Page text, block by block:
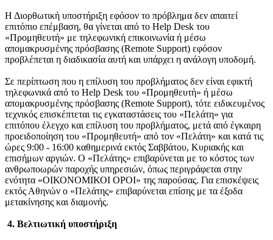
Η Διορθωτική υποστήριξη εφόσον το πρόβλημα δεν απαιτεί
επιτόπιο επέμβαση, θα γίνεται από το Help Desk του
«Προμηθευτή» με τηλεφωνική επικοινωνία ή μέσω
απομακρυσμένης πρόσβασης (Remote Support) εφόσον
προβλέπεται η διαδικασία αυτή και υπάρχει η ανάλογη υποδομή.
Σε περίπτωση που η επίλυση του προβλήματος δεν είναι εφικτή
τηλεφωνικά από το Help Desk του «Προμηθευτή» ή μέσω
απομακρυσμένης πρόσβασης (Remote Support), τότε ειδικευμένος
τεχνικός επισκέπτεται τις εγκαταστάσεις του «Πελάτη» για
επιτόπου έλεγχο και επίλυση του προβλήματος, μετά από έγκαιρη
προειδοποίηση του «Προμηθευτή» από τον «Πελάτη» και κατά τις
ώρες 9:00 - 16:00 καθημερινά εκτός Σαββάτου, Κυριακής και
επισήμων αργιών. Ο «Πελάτης» επιβαρύνεται με το κόστος των
ανθρωποωρών παροχής υπηρεσιών, όπως περιγράφεται στην
ενότητα «ΟΙΚΟΝΟΜΙΚΟΙ ΟΡΟΙ» της παρούσας. Για επισκέψεις
εκτός Αθηνών ο «Πελάτης» επιβαρύνεται επίσης με τα έξοδα
μετακίνησης και διαμονής.
4. Βελτιωτική υποστήριξη